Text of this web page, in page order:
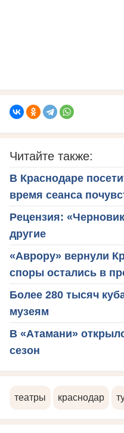
Читайте также:
В Краснодаре
время сеанса
Рецензия:
другие
«Аврору» вернули
споры остались в
Более 280 тысяч
музеям
В «Атамани»
сезон
театры краснодар